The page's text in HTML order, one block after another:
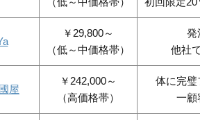
￥29,800～
（低～中価格帯）
発
他社
屋
￥242,000～
（高価格帯）
体に完璧
一顧